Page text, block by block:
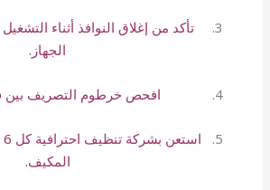
تأكد من إغلاق النوافذ أثناء
الجهاز.
افحص خرطوم التصريف بين
المكيف.